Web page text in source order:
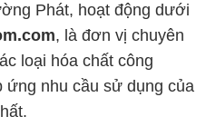
Phát, hoạt động dưới
, là đơn vị chuyên
loại hóa chất công
ứng nhu cầu sử dụng của